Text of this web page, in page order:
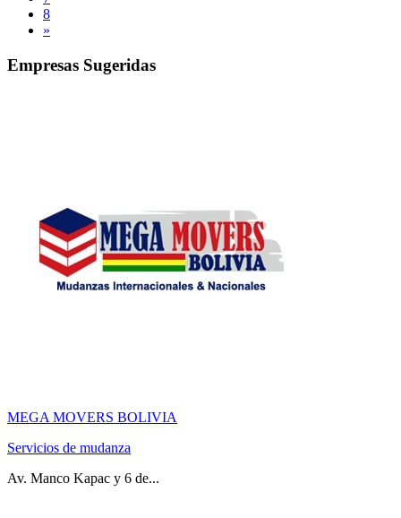
8
»
Empresas Sugeridas
MEGA MOVERS BOLIVIA
Servicios de mudanza
Av. Manco Kapac y 6 de...